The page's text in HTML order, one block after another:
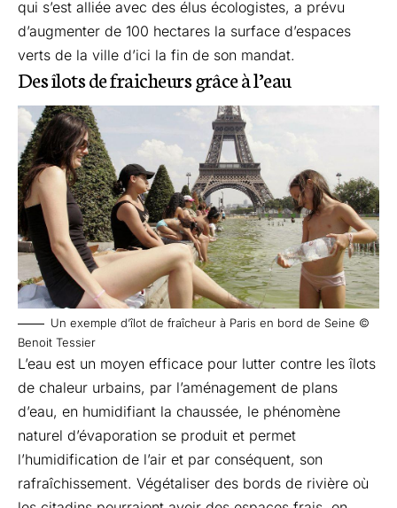
qui s’est alliée avec des élus écologistes, a prévu
d’augmenter de 100 hectares la surface d’espaces
verts de la ville d’ici la fin de son mandat.
Des îlots de fraicheurs grâce à l’eau
Un exemple d’îlot de fraîcheur à Paris en bord de Seine ©
Benoit Tessier
L’eau est un moyen efficace pour lutter contre les îlots
de chaleur urbains, par l’aménagement de plans
d’eau, en humidifiant la chaussée, le phénomène
naturel d’évaporation se produit et permet
l’humidification de l’air et par conséquent, son
rafraîchissement. Végétaliser des bords de rivière où